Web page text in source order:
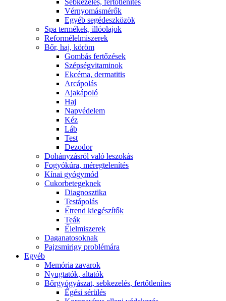
Sebkezelés, fertőtlenítés
Vérnyomásmérők
Egyéb segédeszközök
Spa termékek, illóolajok
Reformélelmiszerek
Bőr, haj, köröm
Gombás fertőzések
Szépségvitaminok
Ekcéma, dermatitis
Arcápolás
Ajakápoló
Haj
Napvédelem
Kéz
Láb
Test
Dezodor
Dohányzásról való leszokás
Fogyókúra, méregtelenítés
Kínai gyógymód
Cukorbetegeknek
Diagnosztika
Testápolás
É́trend kiegészítők
Teák
É́lelmiszerek
Daganatosoknak
Pajzsmirigy problémára
Egyéb
Memória zavarok
Nyugtatók, altatók
Bőrgyógyászat, sebkezelés, fertőtlenítes
É́gési sérülés